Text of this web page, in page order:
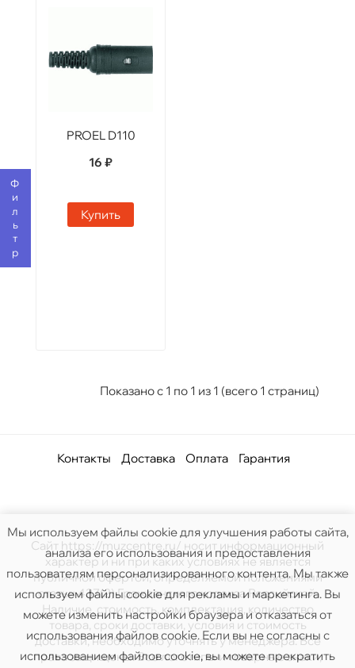
Фильтр
PROEL D110
16 ₽
Купить
Показано с 1 по 1 из 1 (всего 1 страниц)
Контакты Доставка Оплата Гарантия
Сайт https://muzcentre.ru/ носит информационный
характер и ни при каких условиях не является
публичной офертой, определяемой положениями
статьи 437(2) Гражданского кодекса Российской.
Наличие, стоимость, комплектация, количество
товара, сроки доставки, условия и стоимость
доставки, необходимо уточнять у менеджера. Все
права защищены. Все логотипы и товарные знаки,
Мы используем файлы cookie для улучшения работы сайта,
анализа его использования и предоставления
пользователям персонализированного контента. Мы также
используем файлы cookie для рекламы и маркетинга. Вы
можете изменить настройки браузера и отказаться от
использования файлов cookie. Если вы не согласны с
использованием файлов cookie, вы можете прекратить